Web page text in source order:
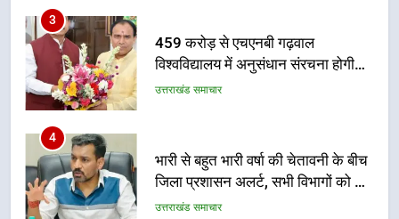
4
भारी से बहुत भारी वर्षा की चेतावनी के बीच
जिला प्रशासन अलर्ट, सभी विभागों को हाई
अलर्ट पर रहने के निर्देश
उत्तराखंड समाचार
5
एमडीडीए बोर्ड बैठक में 25 विकास प्रस्तावों
को मिली मंजूरी, देहरादून-मसूरी के
नियोजित विकास को मिलेगी रफ्तार
उत्तराखंड समाचार